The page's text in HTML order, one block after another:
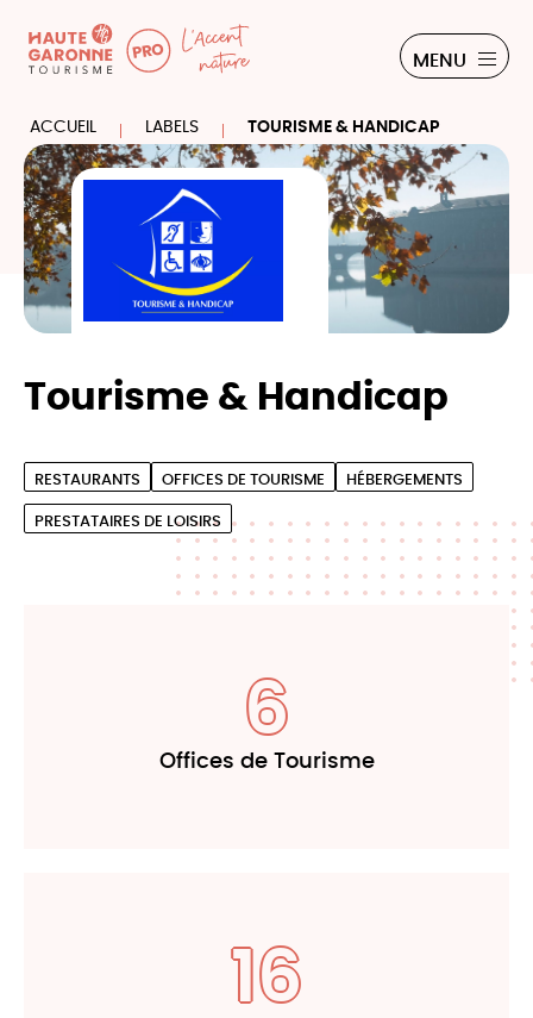
PRO MENU
ACCUEIL LABELS TOURISME & HANDICAP
Tourisme & Handicap
RESTAURANTS OFFICES DE TOURISME HÉBERGEMENTS
PRESTATAIRES DE LOISIRS
6
Offices de Tourisme
16